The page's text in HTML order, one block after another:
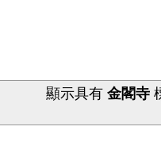
顯示具有 金閣寺